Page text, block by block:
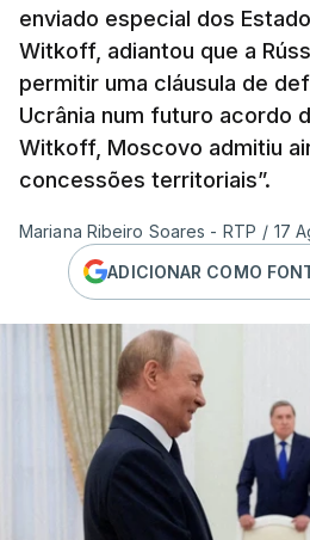
enviado especial dos
Witkoff, adiantou que a
permitir uma cláusula de
Ucrânia num futuro acordo
Witkoff, Moscovo admitiu
concessões territoriais”.
Mariana Ribeiro Soares - RTP / 17
ADICIONAR COMO